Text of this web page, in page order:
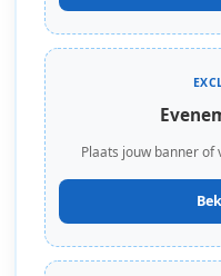
Plaats jouw banner